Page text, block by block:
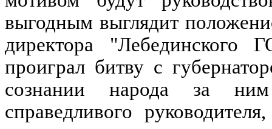
выгодным выглядит
директора "Лебединского
проиграл битву с
сознании народа за ним
справедливого